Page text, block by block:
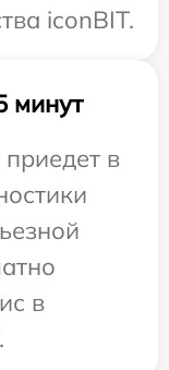
iconBIT.
минут
в
в